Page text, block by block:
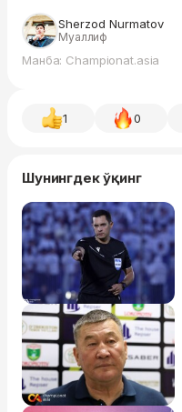
Sherzod Nurmatov
Муаллиф
Манба: Championat.asia
1 0
Шунингдек ўқинг